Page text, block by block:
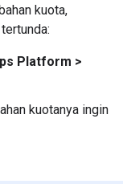
kuota,
Platform >
kuotanya ingin